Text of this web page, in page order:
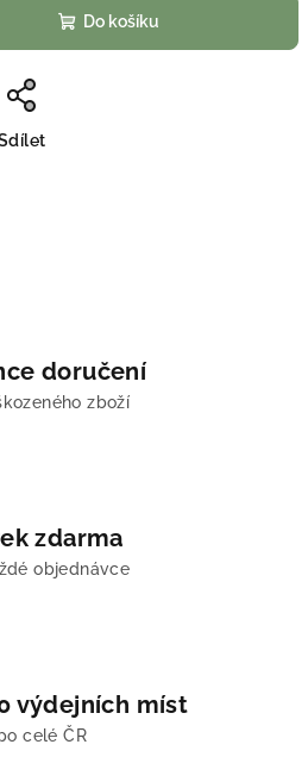
Do košíku
doručení
zboží
zdarma
objednávce
výdejních míst
celé ČR